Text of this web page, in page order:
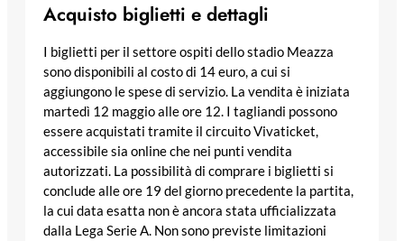
Acquisto biglietti e dettagli
I biglietti per il settore ospiti dello stadio Meazza
sono disponibili al costo di 14 euro, a cui si
aggiungono le spese di servizio. La vendita è iniziata
martedì 12 maggio alle ore 12. I tagliandi possono
essere acquistati tramite il circuito Vivaticket,
accessibile sia online che nei punti vendita
autorizzati. La possibilità di comprare i biglietti si
conclude alle ore 19 del giorno precedente la partita,
la cui data esatta non è ancora stata ufficializzata
dalla Lega Serie A. Non sono previste limitazioni